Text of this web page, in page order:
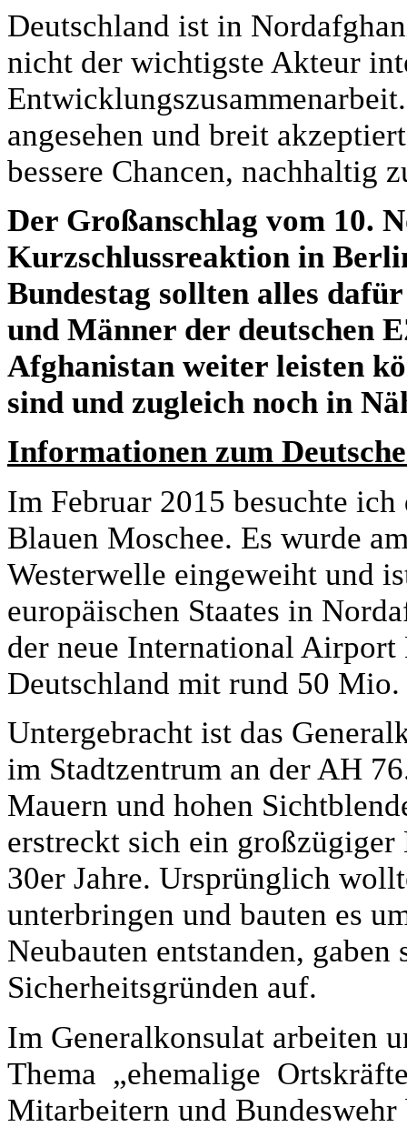
Deutschland ist in
nicht der wichtigste Akteur
angesehen und breit
bessere Chancen, nachhaltig
Der Großanschlag vom 10.
Kurzschlussreaktion in
Bundestag sollten alles
und Männer der deutschen
Afghanistan weiter leisten
sind und zugleich noch in
Informationen zum
Im Februar 2015 besuchte
Blauen Moschee. Es wurde
Westerwelle eingeweiht und
europäischen Staates in
der neue International
Deutschland mit rund 50
Untergebracht ist das
im Stadtzentrum an der AH
Mauern und hohen
erstreckt sich ein
30er Jahre. Ursprünglich
unterbringen und bauten es
Neubauten entstanden, gaben
Sicherheitsgründen auf.
Im Generalkonsulat arbeiten
Thema „ehemalige
Mitarbeitern und